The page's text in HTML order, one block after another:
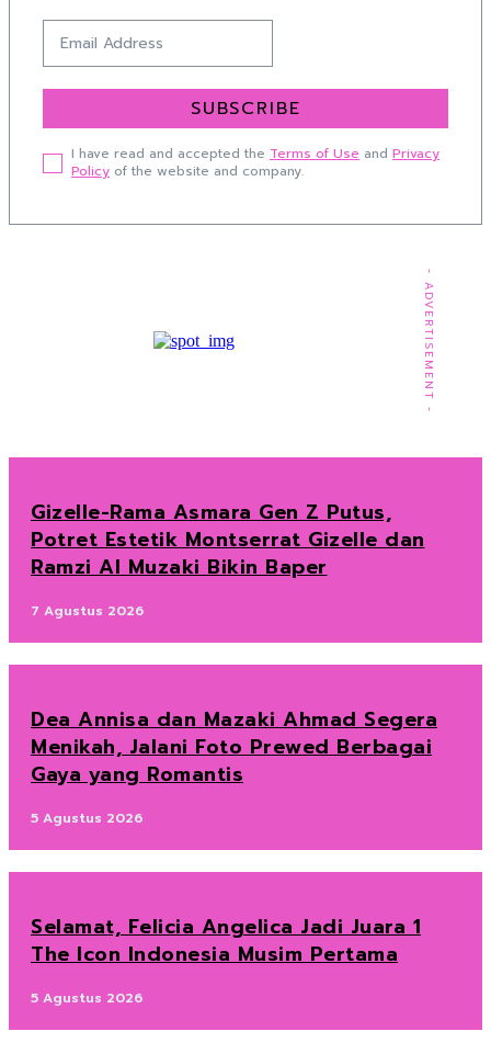
SUBSCRIBE
I have read and accepted the Terms of Use and Privacy
Policy of the website and company.
- ADVERTISEMENT -
Gizelle-Rama Asmara Gen Z Putus,
Potret Estetik Montserrat Gizelle dan
Ramzi Al Muzaki Bikin Baper
7 Agustus 2026
Dea Annisa dan Mazaki Ahmad Segera
Menikah, Jalani Foto Prewed Berbagai
Gaya yang Romantis
5 Agustus 2026
Selamat, Felicia Angelica Jadi Juara 1
The Icon Indonesia Musim Pertama
5 Agustus 2026